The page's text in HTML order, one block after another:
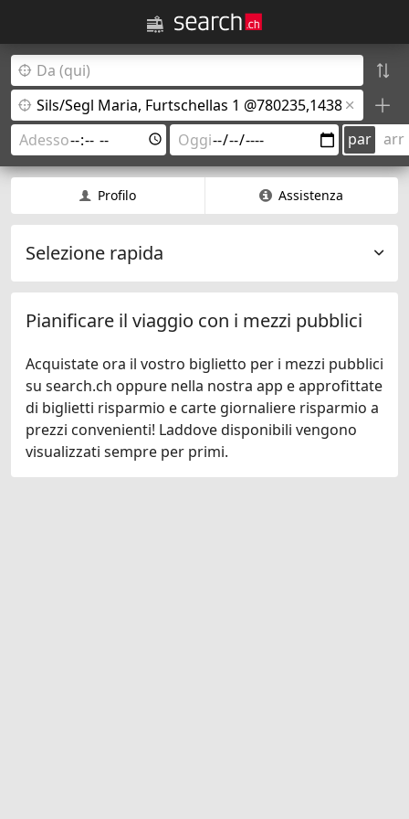
par arr
Profilo Assistenza
Selezione rapida
Pianificare il viaggio con i mezzi pubblici
Acquistate ora il vostro biglietto per i mezzi pubblici
su search.ch oppure nella nostra app e approfittate
di biglietti risparmio e carte giornaliere risparmio a
prezzi convenienti! Laddove disponibili vengono
visualizzati sempre per primi.